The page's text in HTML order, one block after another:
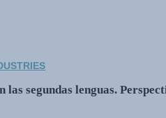
las segundas lenguas.